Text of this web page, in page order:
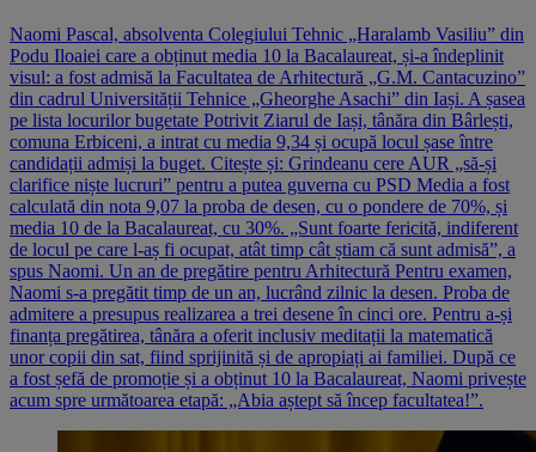
Naomi Pascal, absolventa Colegiului Tehnic „Haralamb Vasiliu” din
Podu Iloaiei care a obținut media 10 la Bacalaureat, și-a îndeplinit
visul: a fost admisă la Facultatea de Arhitectură „G.M. Cantacuzino”
din cadrul Universității Tehnice „Gheorghe Asachi” din Iași. A șasea
pe lista locurilor bugetate Potrivit Ziarul de Iași, tânăra din Bârlești,
comuna Erbiceni, a intrat cu media 9,34 și ocupă locul șase între
candidații admiși la buget. Citește și: Grindeanu cere AUR „să-și
clarifice niște lucruri” pentru a putea guverna cu PSD Media a fost
calculată din nota 9,07 la proba de desen, cu o pondere de 70%, și
media 10 de la Bacalaureat, cu 30%. „Sunt foarte fericită, indiferent
de locul pe care l-aș fi ocupat, atât timp cât știam că sunt admisă”, a
spus Naomi. Un an de pregătire pentru Arhitectură Pentru examen,
Naomi s-a pregătit timp de un an, lucrând zilnic la desen. Proba de
admitere a presupus realizarea a trei desene în cinci ore. Pentru a-și
finanța pregătirea, tânăra a oferit inclusiv meditații la matematică
unor copii din sat, fiind sprijinită și de apropiați ai familiei. După ce
a fost șefă de promoție și a obținut 10 la Bacalaureat, Naomi privește
acum spre următoarea etapă: „Abia aștept să încep facultatea!”.